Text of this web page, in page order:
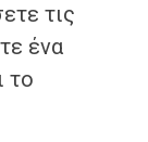
τις
ένα
το